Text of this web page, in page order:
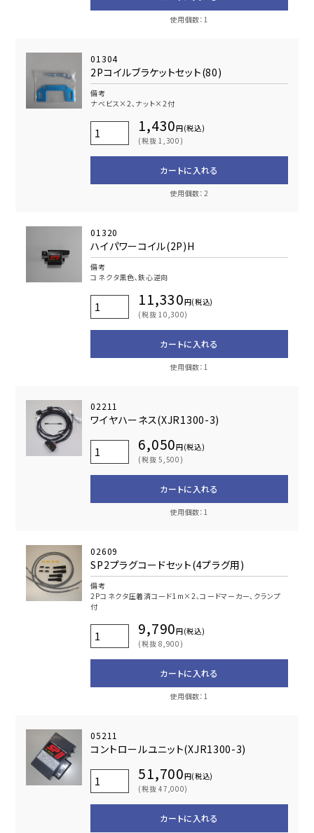
使用個数：1
01304
2Pコイルブラケットセット(80)
備考
ナベビス×2､ナット×2付
1,430円(税込)
(税抜 1,300)
カートに入れる
使用個数：2
01320
ハイパワーコイル(2P)H
備考
コネクタ黒色､鉄心逆向
11,330円(税込)
(税抜 10,300)
カートに入れる
使用個数：1
02211
ワイヤハーネス(XJR1300-3)
6,050円(税込)
(税抜 5,500)
カートに入れる
使用個数：1
02609
SP2プラグコードセット(4プラグ用)
備考
2Pコネクタ圧着済コード1m×2､コードマーカー､クランプ
付
9,790円(税込)
(税抜 8,900)
カートに入れる
使用個数：1
05211
コントロールユニット(XJR1300-3)
51,700円(税込)
(税抜 47,000)
カートに入れる